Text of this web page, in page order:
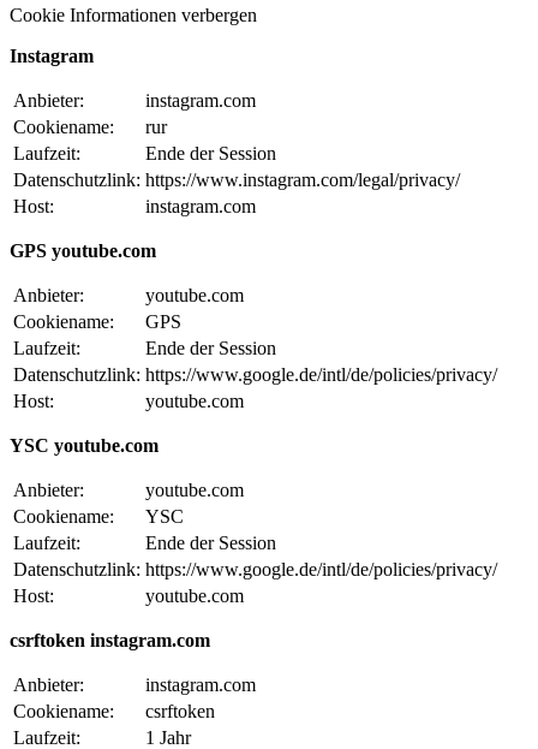
Cookie Informationen verbergen
Instagram
Anbieter:
instagram.com
Cookiename:
rur
Laufzeit:
Ende der Session
Datenschutzlink: https://www.instagram.com/legal/privacy/
Host:
instagram.com
GPS youtube.com
Anbieter:
youtube.com
Cookiename:
GPS
Laufzeit:
Ende der Session
Datenschutzlink: https://www.google.de/intl/de/policies/privacy/
Host:
youtube.com
YSC youtube.com
Anbieter:
youtube.com
Cookiename:
YSC
Laufzeit:
Ende der Session
Datenschutzlink: https://www.google.de/intl/de/policies/privacy/
Host:
youtube.com
csrftoken instagram.com
Anbieter:
instagram.com
Cookiename:
csrftoken
Laufzeit:
1 Jahr